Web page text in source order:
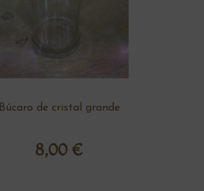
Búcaro de cristal grande
8,00 €